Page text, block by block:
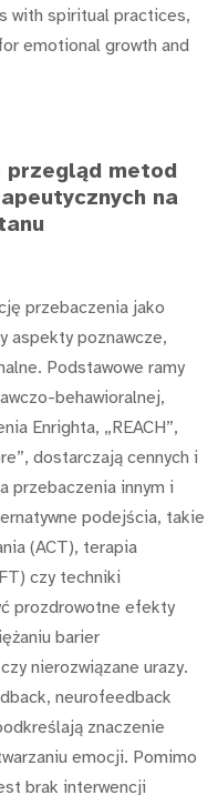
with spiritual practices,
emotional growth and
przegląd metod
na
przebaczenia jako
aspekty poznawcze,
Podstawowe ramy
behawioralnej,
Enrighta, „REACH”,
dostarczają cennych i
przebaczenia innym i
podejścia, takie
(ACT), terapia
czy techniki
prozdrowotne efekty
barier
nierozwiązane urazy.
neurofeedback
znaczenie
emocji. Pomimo
brak interwencji